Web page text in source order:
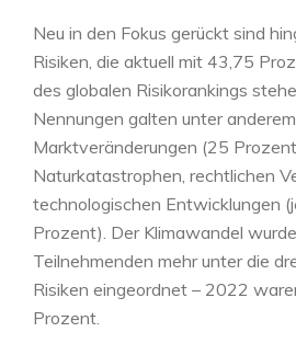
Neu in den Fokus gerückt sind
Risiken, die aktuell mit 43,75
des globalen Risikorankings
Nennungen galten unter anderem
Marktveränderungen (25
Naturkatastrophen, rechtlichen
technologischen Entwicklungen
Prozent). Der Klimawandel
Teilnehmenden mehr unter die
Risiken eingeordnet – 2022
Prozent.